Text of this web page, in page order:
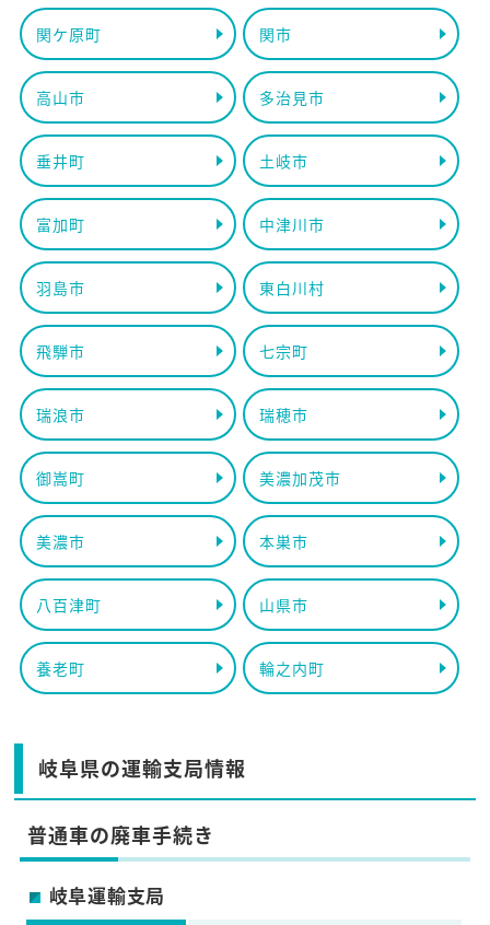
関ケ原町 関市
高山市 多治見市
垂井町 土岐市
富加町 中津川市
羽島市 東白川村
飛騨市 七宗町
瑞浪市 瑞穂市
御嵩町 美濃加茂市
美濃市 本巣市
八百津町 山県市
養老町 輪之内町
岐阜県の運輸支局情報
普通車の廃車手続き
岐阜運輸支局